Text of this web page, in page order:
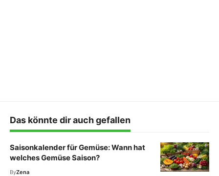
Das könnte dir auch gefallen
Saisonkalender für Gemüse: Wann hat
welches Gemüse Saison?
ByZena